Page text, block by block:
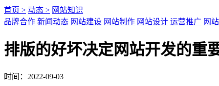
首页 > 动态 > 网站知识
品牌合作 新闻动态 网站建设 网站制作 网站设计 运营推广 网
排版的好坏决定网站开发的重
时间：2022-09-03